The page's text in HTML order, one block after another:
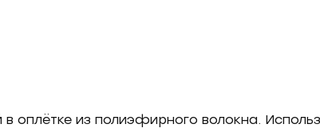
в оплётке из полиэфирного волокна.